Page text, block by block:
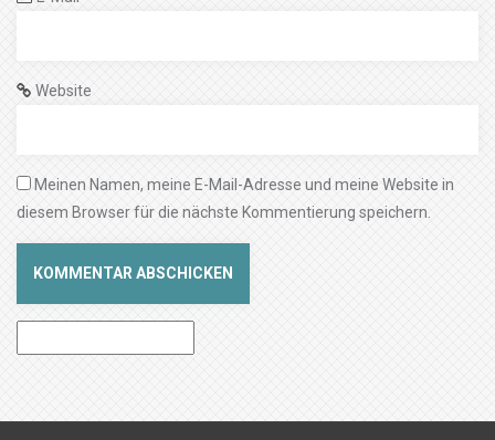
Website
Meinen Namen, meine E-Mail-Adresse und meine Website in
diesem Browser für die nächste Kommentierung speichern.